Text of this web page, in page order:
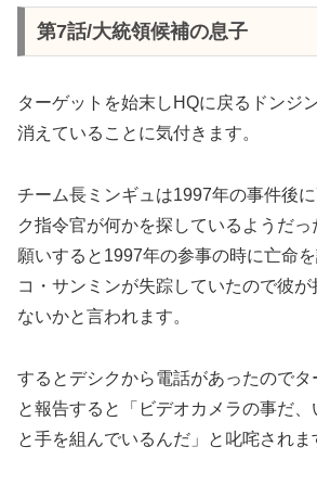
第7話/大統領候補の息子
ターゲットを始末しHQに戻るドンジ
消えていることに気付きます。
チーム長ミンギュは1997年の事件後
ク指令官が何かを探しているようだ
願いすると1997年の参事の時に亡命
コ・サンミンが失踪していたので彼
ないかと言われます。
するとデシクから電話があったのでタ
と報告すると「ビデオカメラの事だ、
と手を組んでいるんだ」と叱咤されま